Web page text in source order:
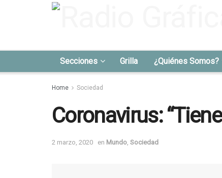
Secciones Grilla ¿Quiénes Somos?
Home Sociedad
Coronavirus:
2 marzo, 2020 en Mundo Sociedad